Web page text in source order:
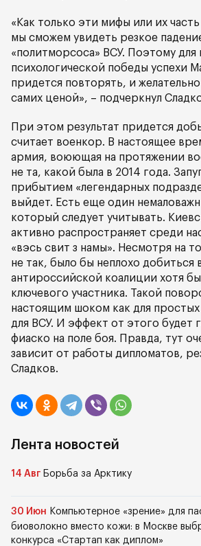
«Как только эти мифы или их
мы сможем увидеть резкое
«политморсоса» ВСУ. Поэтому для
психологической победы успехи
придется повторять, и
самих ценой», – подчеркнул
При этом результат придется
считает военкор. В настоящее
армия, воюющая на протяжении
не та, какой была в 2014 года.
прибытием «легендарных
выйдет. Есть еще один
который следует учитывать.
активно распространяет среди
«вэсь свит з намы». Несмотря на
не так, было бы неплохо добиться
антироссийской коалиции хотя
ключевого участника. Такой
настоящим шоком как для простых
для ВСУ. И эффект от этого будет
фиаско на поле боя. Правда, тут
зависит от работы дипломатов,
Сладков.
Лента новостей
14 Авг Борьба за Арктику
30 Июн Компьютерное «зрение» для
биоволокно вместо кожи: в Москве
конкурса «Стартап как диплом»